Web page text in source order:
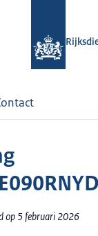
op 5 februari 2026